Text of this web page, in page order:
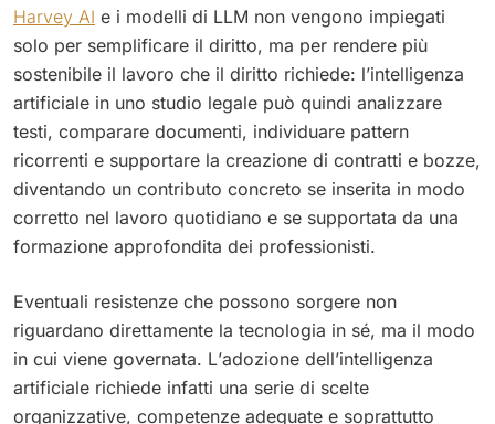
Harvey AI e i modelli di LLM non vengono impiegati
solo per semplificare il diritto, ma per rendere più
sostenibile il lavoro che il diritto richiede: l’intelligenza
artificiale in uno studio legale può quindi analizzare
testi, comparare documenti, individuare pattern
ricorrenti e supportare la creazione di contratti e bozze,
diventando un contributo concreto se inserita in modo
corretto nel lavoro quotidiano e se supportata da una
formazione approfondita dei professionisti.
Eventuali resistenze che possono sorgere non
riguardano direttamente la tecnologia in sé, ma il modo
in cui viene governata. L’adozione dell’intelligenza
artificiale richiede infatti una serie di scelte
organizzative, competenze adeguate e soprattutto